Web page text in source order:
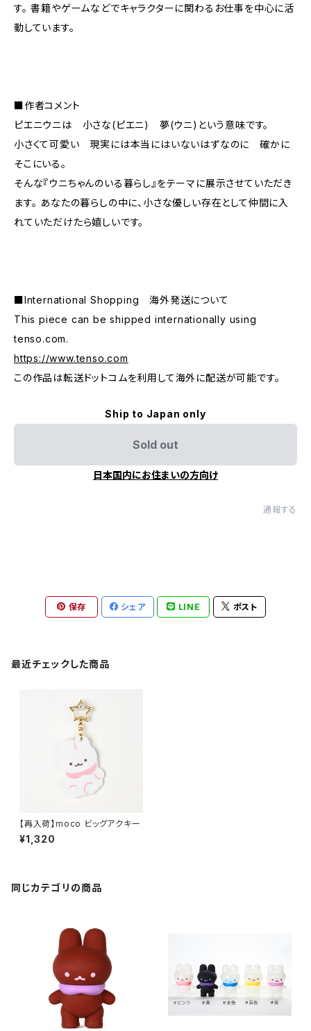
す。 書籍やゲームなどでキャラクターに関わるお仕事を中心に活
動しています。
■作者コメント
ピエニウニは 小さな(ピエニ) 夢(ウニ)という意味です。
小さくて可愛い 現実には本当にはいないはずなのに 確かに
そこにいる。
そんな『ウニちゃんのいる暮らし』をテーマに展示させていただき
ます。 あなたの暮らしの中に、小さな優しい存在として仲間に入
れていただけたら嬉しいです。
■International Shopping 海外発送について
This piece can be shipped internationally using
tenso.com.
https://www.tenso.com
この作品は転送ドットコムを利用して海外に配送が可能です。
Ship to Japan only
Sold out
日本国内にお住まいの方向け
通報する
保存 シェア LINE ポスト
最近チェックした商品
【再入荷】moco ビッグアクキー
¥1,320
同じカテゴリの商品